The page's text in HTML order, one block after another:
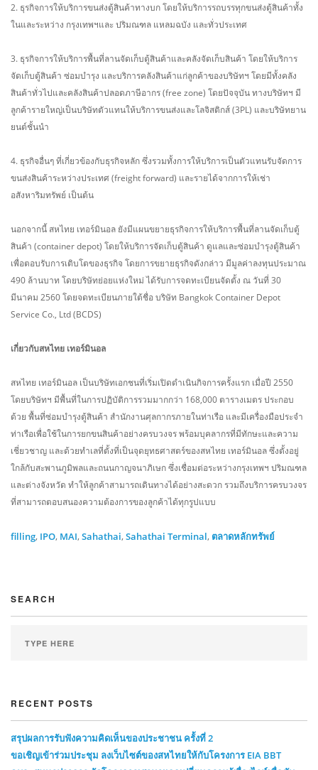
2. ธุรกิจการให้บริการขนส่งตู้สินค้าทางบก โดยให้บริการรถบรรทุกขนส่งตู้สินค้าทั้ง
ในและระหว่าง กรุงเทพฯและ ปริมณฑล แหลมฉบัง และทั่วประเทศ
3. ธุรกิจการให้บริการพื้นที่ลานจัดเก็บตู้สินค้าและคลังจัดเก็บสินค้า โดยให้บริการ
จัดเก็บตู้สินค้า ซ่อมบำรุง และบริการคลังสินค้าแก่ลูกค้าของบริษัทฯ โดยมีทั้งคลัง
สินค้าทั่วไปและคลังสินค้าปลอดภาษีอากร (free zone) โดยปัจจุบัน ทางบริษัทฯ มี
ลูกค้ารายใหญ่เป็นบริษัทตัวแทนให้บริการขนส่งและโลจิสติกส์ (3PL) และบริษัทยาน
ยนต์ชั้นนำ
4. ธุรกิจอื่นๆ ที่เกี่ยวข้องกับธุรกิจหลัก ซึ่งรวมทั้งการให้บริการเป็นตัวแทนรับจัดการ
ขนส่งสินค้าระหว่างประเทศ (freight forward) และรายได้จากการให้เช่า
อสังหาริมทรัพย์ เป็นต้น
นอกจากนี้ สหไทย เทอร์มินอล ยังมีแผนขยายธุรกิจการให้บริการพื้นที่ลานจัดเก็บตู้
สินค้า (container depot) โดยให้บริการจัดเก็บตู้สินค้า ดูแลและซ่อมบำรุงตู้สินค้า
เพื่อตอบรับการเติบโตของธุรกิจ โดยการขยายธุรกิจดังกล่าว มีมูลค่าลงทุนประมาณ
490 ล้านบาท โดยบริษัทย่อยแห่งใหม่ ได้รับการจดทะเบียนจัดตั้ง ณ วันที่ 30
มีนาคม 2560 โดยจดทะเบียนภายใต้ชื่อ บริษัท Bangkok Container Depot
Service Co., Ltd (BCDS)
เกี่ยวกับสหไทย เทอร์มินอล
สหไทย เทอร์มินอล เป็นบริษัทเอกชนที่เริ่มเปิดดำเนินกิจการครั้งแรก เมื่อปี 2550
โดยบริษัทฯ มีพื้นที่ในการปฏิบัติการรวมมากกว่า 168,000 ตารางเมตร ประกอบ
ด้วย พื้นที่ซ่อมบำรุงตู้สินค้า สำนักงานศุลกากรภายในท่าเรือ และมีเครื่องมือประจำ
ท่าเรือเพื่อใช้ในการยกขนสินค้าอย่างครบวงจร พร้อมบุคลากรที่มีทักษะและความ
เชี่ยวชาญ และด้วยทำเลที่ตั้งที่เป็นจุดยุทธศาสตร์ของสหไทย เทอร์มินอล ซึ่งตั้งอยู่
ใกล้กับสะพานภูมิพลและถนนกาญจนาภิเษก ซึ่งเชื่อมต่อระหว่างกรุงเทพฯ ปริมณฑล
และต่างจังหวัด ทำให้ลูกค้าสามารถเดินทางได้อย่างสะดวก รวมถึงบริการครบวงจร
ที่สามารถตอบสนองความต้องการของลูกค้าได้ทุกรูปแบบ
filling, IPO, MAI,Sahathai,Sahathai Terminal, ตลาดหลักทรัพย์
SEARCH
RECENT POSTS
สรุปผลการรับฟังความคิดเห็นของประชาชน ครั้งที่ 2
ขอเชิญเข้าร่วมประชุม ลงเว็บไซต์ของสหไทยให้กับโครงการ EIA BBT